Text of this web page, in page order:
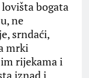
bogata
ne
srndaći,
mrki
rijekama i
iznad i